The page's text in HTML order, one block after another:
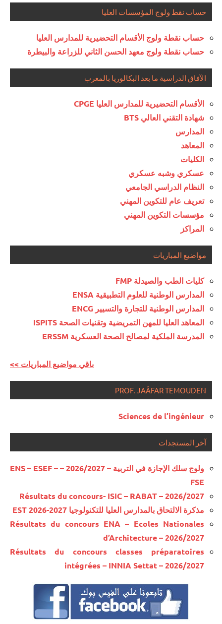
حساب نقط ولوج المؤسسات العليا
حساب نقطة ولوج الأقسام التحضيرية للمدارس العليا
حساب نقطة ولوج معهد الحسن الثاني للزراعة والبيطرة
الآفاق الدراسية ما بعد البكالوريا بالمغرب
الأقسام التحضيرية للمدارس العليا CPGE
شهادة التقني العالي BTS
المدارس
المعاهد
الكليات
عسكري وشبه عسكري
النظام الدراسي الجامعي
تعريف عام للتكوين المهني
مؤسسات التكوين المهني
المراكز
مواضيع المباريات
كليات الطب والصيدلة FMP
المدارس الوطنية للعلوم التطبيقية ENSA
المدارس الوطنية للتجارة والتسيير ENCG
المعاهد العليا للمهن التمريضية وتقنيات الصحة ISPITS
المدرسة الملكية لمصالح الصحة العسكرية ERSSM
<< باقي مواضيع المباريات
PROF. JAÂFAR TEMOUDEN
Sciences de l’ingénieur
آخر المستجدات
ولوج سلك الإجازة في التربية – 2026/2027 – ENS – ESEF –
FSE
Résultats du concours- ISIC – RABAT – 2026/2027
مذكرة الالتحاق بالمدارس العليا للتكنولوجيا EST 2026-2027
Résultats du concours ENA – Ecoles Nationales
d’Architecture – 2026/2027
Résultats du concours classes préparatoires
intégrées – INNIA Settat – 2026/2027